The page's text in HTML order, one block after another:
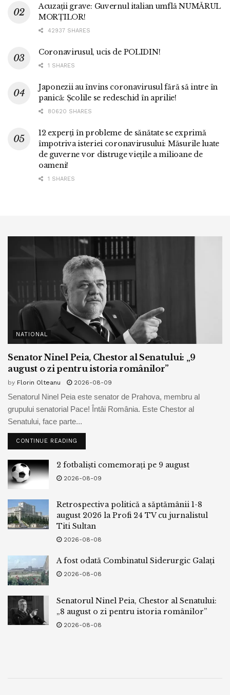
Acuzații grave: Guvernul italian umflă NUMĂRUL
MORȚILOR!
42937 SHARES
Coronavirusul, ucis de POLIDIN!
1 SHARES
Japonezii au învins coronavirusul fără să intre în
panică: Școlile se redeschid în aprilie!
80620 SHARES
12 experți în probleme de sănătate se exprimă
împotriva isteriei coronavirusului: Măsurile luate
de guverne vor distruge viețile a milioane de
oameni!
1 SHARES
NATIONAL
Senator Ninel Peia, Chestor al Senatului: „9
august o zi pentru istoria românilor”
by Florin Olteanu 2026-08-09
Senatorul Ninel Peia este senator de Prahova, membru al
grupului senatorial Pace! Întâi România. Este Chestor al
Senatului, face parte...
CONTINUE READING
2 fotbaliști comemorați pe 9 august
2026-08-09
Retrospectiva politică a săptămânii 1-8
august 2026 la Profi 24 TV cu jurnalistul
Titi Sultan
2026-08-08
A fost odată Combinatul Siderurgic Galați
2026-08-08
Senatorul Ninel Peia, Chestor al Senatului:
„8 august o zi pentru istoria românilor”
2026-08-08